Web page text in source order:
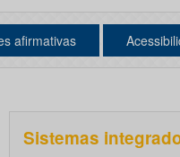
afirmativas
Sistemas